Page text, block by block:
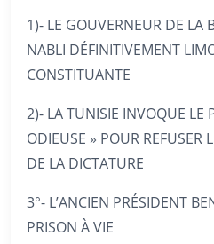
1)- LE GOUVERNEUR DE LA
NABLI DÉFINITIVEMENT
CONSTITUANTE
2)- LA TUNISIE INVOQUE LE
ODIEUSE » POUR REFUSER
DE LA DICTATURE
3°- L’ANCIEN PRÉSIDENT
PRISON À VIE